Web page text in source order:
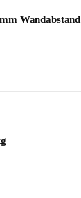
Wandabstand